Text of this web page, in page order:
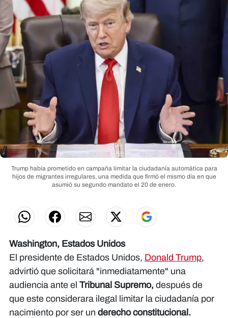
Trump había prometido en campaña limitar la ciudadanía automática para
hijos de migrantes irregulares, una medida que firmó el mismo día en que
asumió su segundo mandato el 20 de enero.
Washington, Estados Unidos
El presidente de Estados Unidos, Donald Trump,
advirtió que solicitará "inmediatamente" una
audiencia ante el Tribunal Supremo, después de
que este considerara ilegal limitar la ciudadanía por
nacimiento por ser un derecho constitucional.